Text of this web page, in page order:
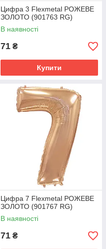
Цифра 3 Flexmetal РОЖЕВЕ
ЗОЛОТО (901763 RG)
В наявності
71 ₴
Купити
Цифра 7 Flexmetal РОЖЕВЕ
ЗОЛОТО (901767 RG)
В наявності
71 ₴